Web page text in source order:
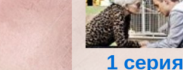
1 серия